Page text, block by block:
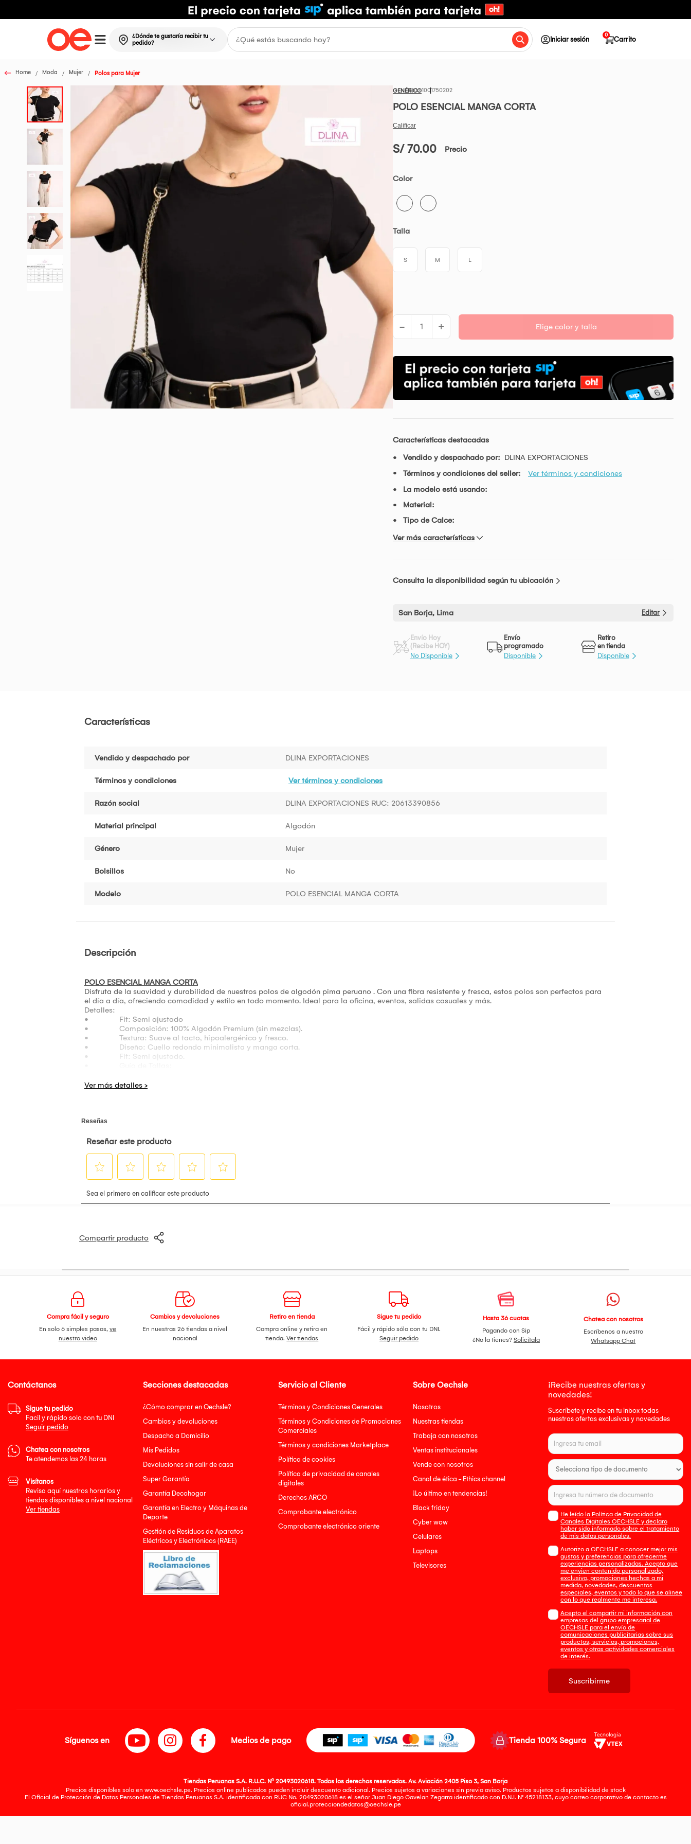
¿Dónde te gustaría recibir tu
pedido?
Iniciar sesión Carrito
0
Home Moda Mujer Polos para Mujer
GENÉRICO1001750202
POLO ESENCIAL MANGA CORTA
S/ 70.00 Precio
Color
Talla
S M L
- + Elige color y talla
Características destacadas
Vendido y despachado por: DLINA EXPORTACIONES
Términos y condiciones del seller:
Ver términos y condiciones
La modelo está usando:
Material:
Tipo de Calce:
Ver más características
Consulta la disponibilidad según tu ubicación
San Borja, Lima Editar
Envío Hoy
(Recibe HOY)
No Disponible
Envío
programado
Disponible
Retiro
en tienda
Disponible
Características
Vendido y despachado por DLINA EXPORTACIONES
Términos y condiciones Ver términos y condiciones
Razón social DLINA EXPORTACIONES RUC: 20613390856
Material principal Algodón
Género Mujer
Bolsillos No
Modelo POLO ESENCIAL MANGA CORTA
Descripción
POLO ESENCIAL MANGA CORTA
Disfruta de la suavidad y durabilidad de nuestros polos de algodón pima peruano . Con una fibra resistente y fresca, estos polos son perfectos para
el día a día, ofreciendo comodidad y estilo en todo momento. Ideal para la oficina, eventos, salidas casuales y más.
Detalles:
• Fit: Semi ajustado
• Composición: 100% Algodón Premium (sin mezclas).
• Textura: Suave al tacto, hipoalergénico y fresco.
• Diseño: Cuello redondo minimalista y manga corta.
• Fit: Semi ajustado.
• Colores: (blanco; negro).
Compartir producto
Compra fácil y seguro
En solo 6 simples pasos,ve
nuestro video
Cambios y devoluciones
En nuestras 26 tiendas a nivel
nacional
Retiro en tienda
Compra online y retira en
tienda.Ver tiendas
Sigue tu pedido
Fácil y rápido sólo con tu DNI.
Seguir pedido
Hasta 36 cuotas
Pagando con Sip
¿No la tienes? Solicítala
Chatea con nosotros
Escríbenos a nuestro
Whatsapp Chat
Secciones destacadas
¿Cómo comprar en Oechsle?
Cambios y devoluciones
Despacho a Domicilio
Mis Pedidos
Devoluciones sin salir de casa
Super Garantía
Garantía Decohogar
Garantía en Electro y Máquinas de
Deporte
Gestión de Residuos de Aparatos
Eléctricos y Electrónicos (RAEE)
Servicio al Cliente
Términos y Condiciones Generales
Términos y Condiciones de Promociones
Comerciales
Términos y condiciones Marketplace
Política de cookies
Política de privacidad de canales
digitales
Derechos ARCO
Comprobante electrónico
Comprobante electrónico oriente
Sobre Oechsle
Nosotros
Nuestras tiendas
Trabaja con nosotros
Ventas institucionales
Vende con nosotros
Canal de ética - Ethics channel
¡Lo último en tendencias!
Black friday
Cyber wow
Celulares
Laptops
Televisores
¡Recibe nuestras ofertas y
novedades!
Suscríbete y recibe en tu inbox todas
nuestras ofertas exclusivas y novedades
He leído la Política de Privacidad de
Canales Digitales OECHSLE y declaro
haber sido informado sobre el tratamiento
de mis datos personales.
Autorizo a OECHSLE a conocer mejor mis
gustos y preferencias para ofrecerme
experiencias personalizadas. Acepto que
me envien contenido personalizado,
exclusivo, promociones hechas a mi
medida, novedades, descuentos
especiales, eventos y todo lo que se alinee
con lo que realmente me interesa.
Acepto el compartir mi información con
empresas del grupo empresarial de
OECHSLE para el envío de
comunicaciones publicitarias sobre sus
productos, servicios, promociones,
eventos y otras actividades comerciales
de interés.
Suscribirme
Contáctanos
Sigue tu pedido
Facil y rápido solo con tu DNI
Seguir pedido
Chatea con nosotros
Te atendemos las 24 horas
Visítanos
Revisa aquí nuestros horarios y
tiendas disponibles a nivel nacional
Ver tiendas
Síguenos en Medios de pago Tienda 100% Segura
Tiendas Peruanas S.A. R.U.C. Nº 20493020618. Todos los derechos reservados. Av. Aviación 2405 Piso 3, San Borja
Precios disponibles solo en www.oechsle.pe. Precios online publicados pueden incluir descuento adicional. Precios sujetos a variaciones sin previo aviso. Productos sujetos a disponibilidad de stock
El Oficial de Protección de Datos Personales de Tiendas Peruanas S.A. identificada con RUC No. 20493020618 es el señor Juan Diego Gavelan Zegarra identificado con D.N.I. N° 45218133, cuyo correo corporativo de contacto es
oficial.protecciondedatos@oechsle.pe